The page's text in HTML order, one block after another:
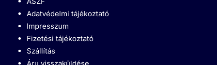
Adatvédelmi tájékoztató
Impresszum
Fizetési tájékoztató
Szállítás